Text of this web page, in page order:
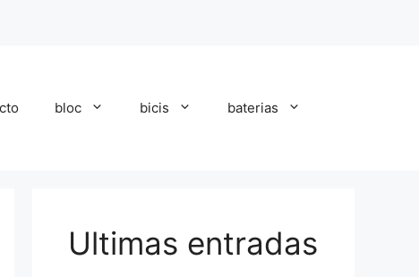
bloc bicis baterias
Ultimas entradas